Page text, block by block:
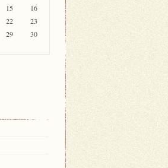
15
16
22
23
29
30